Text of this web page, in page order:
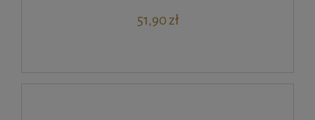
51,90 zł